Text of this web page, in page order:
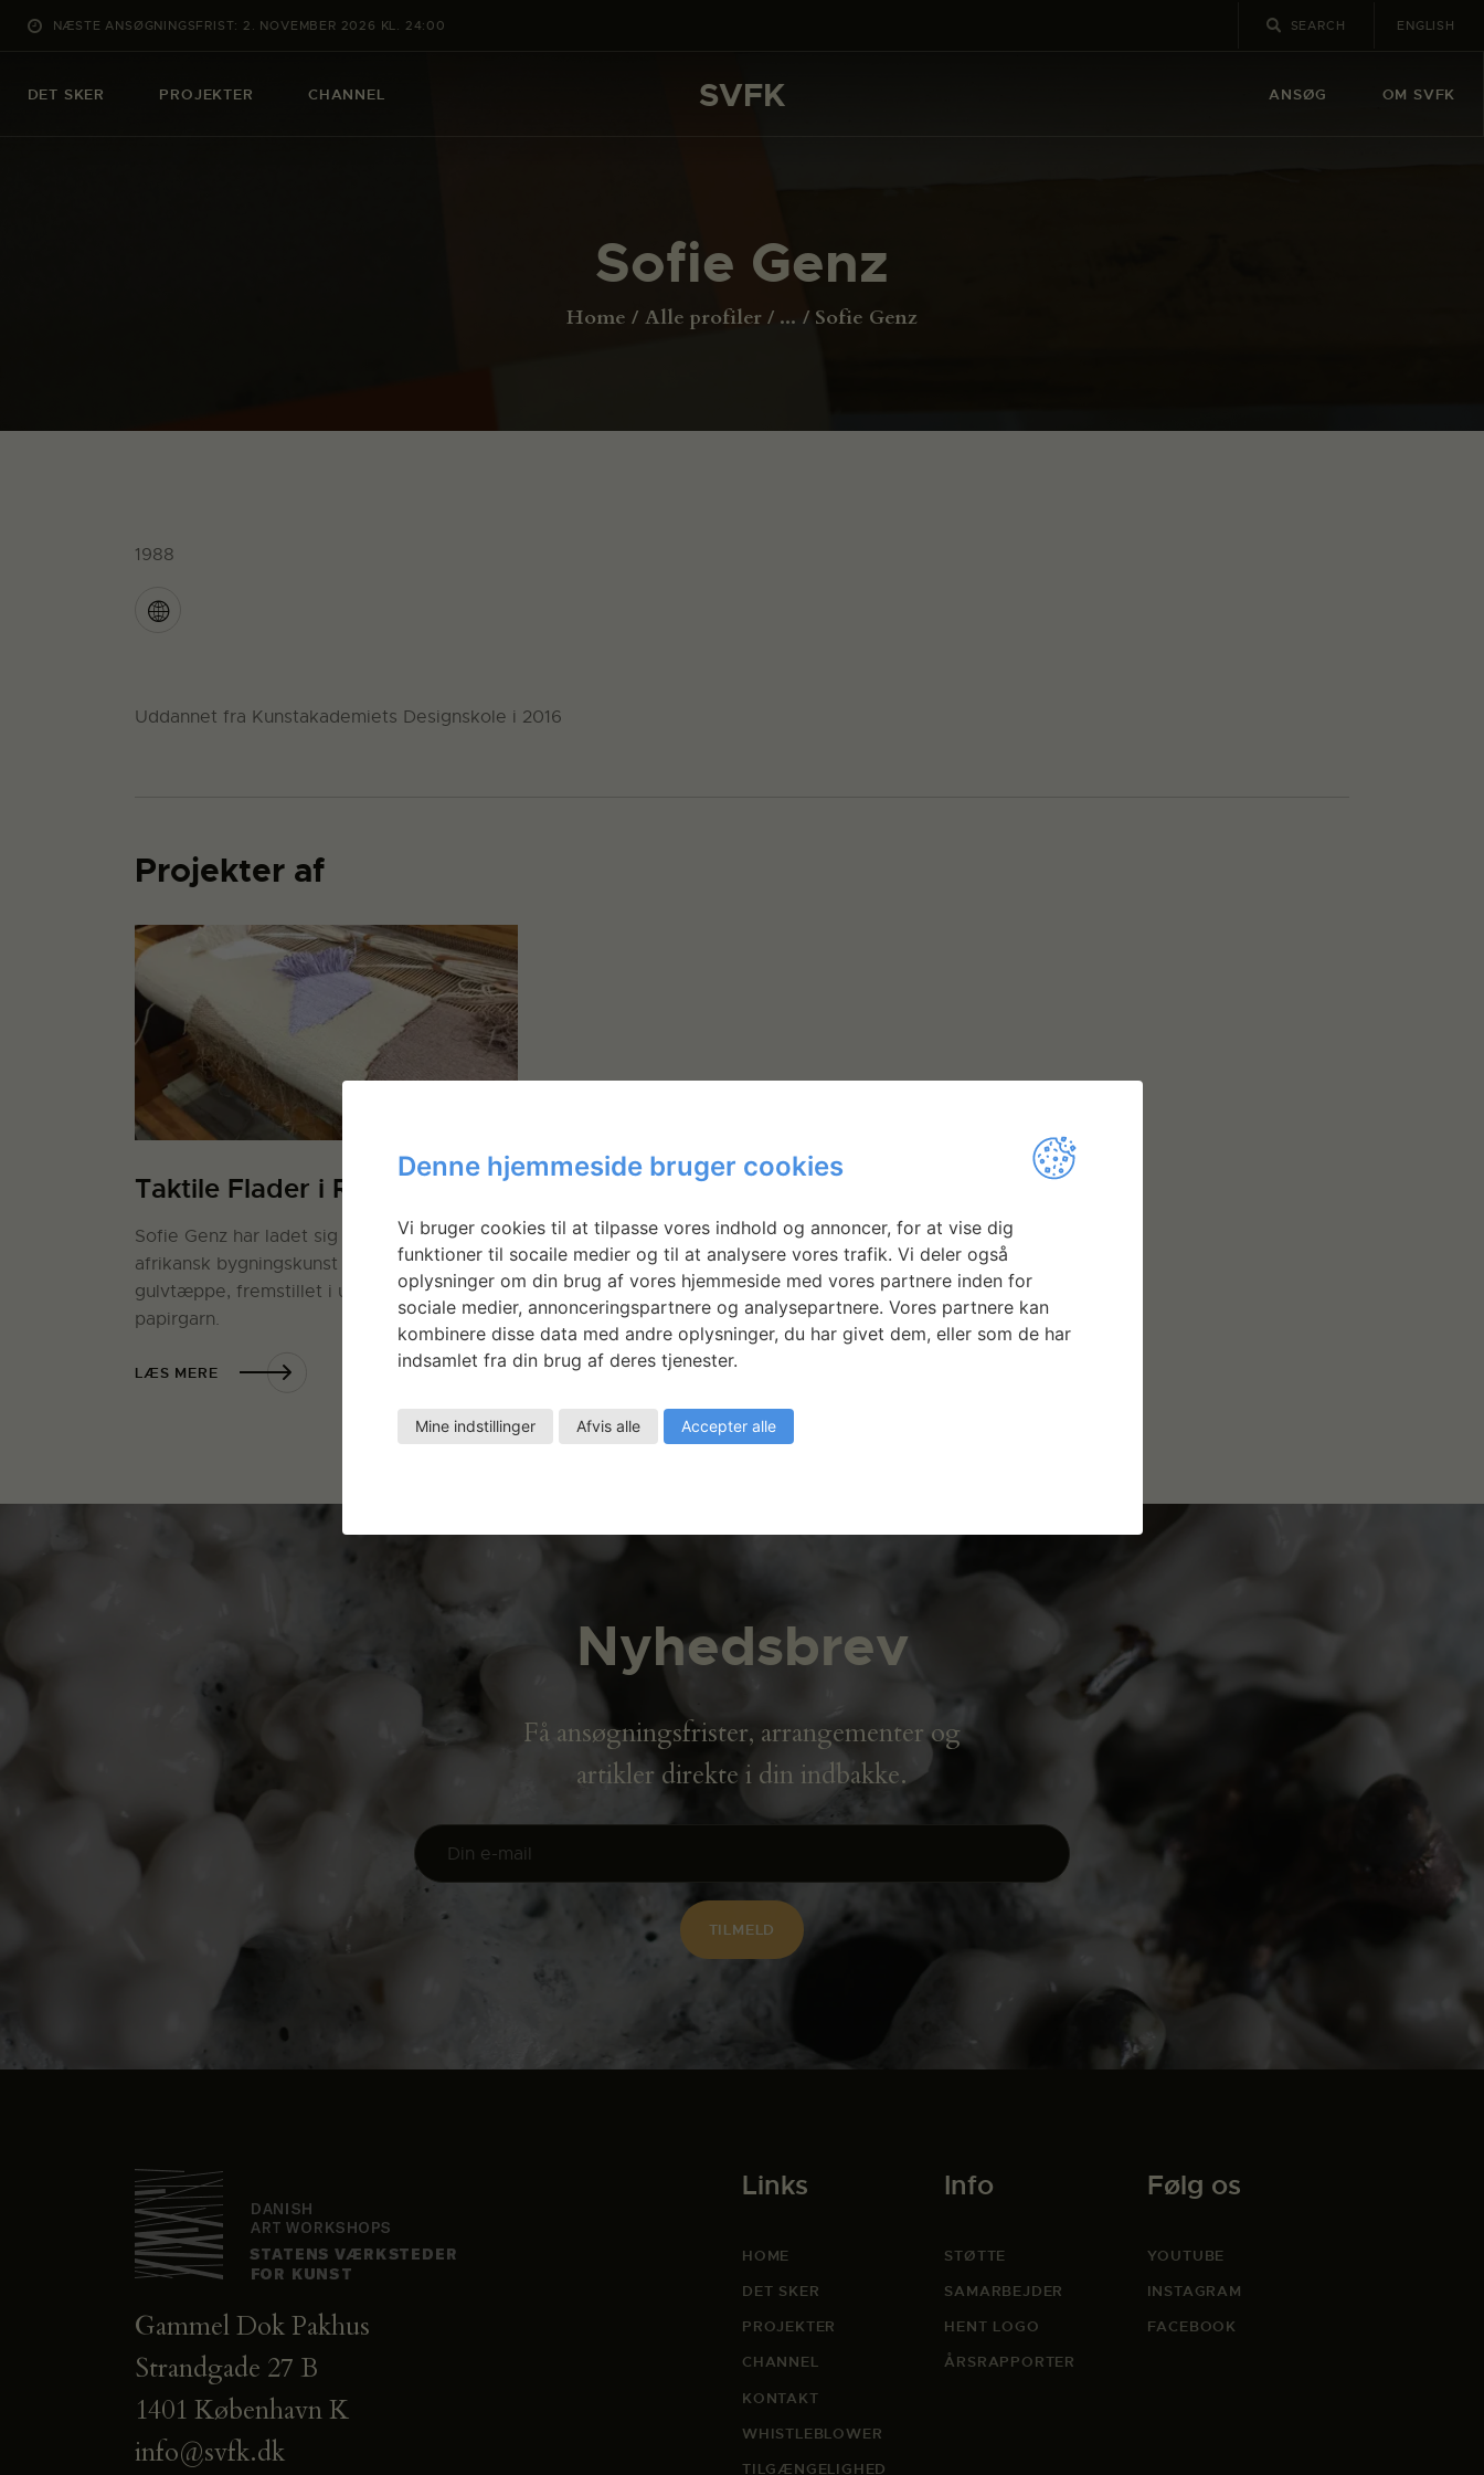
NÆSTE ANSØGNINGSFRIST: 2. NOVEMBER 2026 KL. 24:00 ENGLISH
DET SKER PROJEKTER CHANNEL SVFK ANSØG OM SVFK
Sofie Genz
Home Alle profiler ... Sofie Genz
SVFK
PROJEKTER
OM SVFK
ENGLISH
1988
Uddannet fra Kunstakademiets Designskole i 2016
Projekter af
Taktile Flader i Rum
Sofie Genz har ladet sig inspirere af
afrikansk bygningskunst i sit håndvævede
gulvtæppe, fremstillet i uld, silke og
papirgarn.
LÆS MERE
Nyhedsbrev
Få ansøgningsfrister, arrangementer og
artikler direkte i din indbakke.
Gammel Dok Pakhus
Strandgade 27 B
1401 København K
info@svfk.dk
Links
HOME
DET SKER
PROJEKTER
CHANNEL
KONTAKT
WHISTLEBLOWER
TILGÆNGELIGHED
Info
STØTTE
SAMARBEJDER
HENT LOGO
ÅRSRAPPORTER
Følg os
YOUTUBE
INSTAGRAM
FACEBOOK
Denne hjemmeside bruger cookies
Vi bruger cookies til at tilpasse vores indhold og annoncer, for at vise dig
funktioner til socaile medier og til at analysere vores trafik. Vi deler også
oplysninger om din brug af vores hjemmeside med vores partnere inden for
sociale medier, annonceringspartnere og analysepartnere. Vores partnere kan
kombinere disse data med andre oplysninger, du har givet dem, eller som de har
indsamlet fra din brug af deres tjenester.
Mine indstillinger Afvis alle Accepter alle